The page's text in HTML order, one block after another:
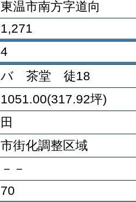
東温市南方字道向
1,271
4
バ 茶堂 徒18
1051.00(317.92坪)
田
市街化調整区域
－－
70